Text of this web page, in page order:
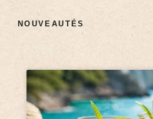
NOUVEAUTÉS